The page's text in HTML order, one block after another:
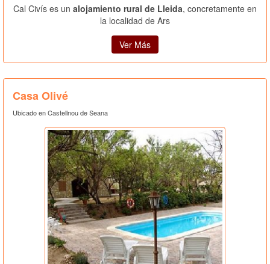
Cal Civís es un alojamiento rural de Lleida, concretamente en
la localidad de Ars
Ver Más
Casa Olivé
Ubicado en Castellnou de Seana